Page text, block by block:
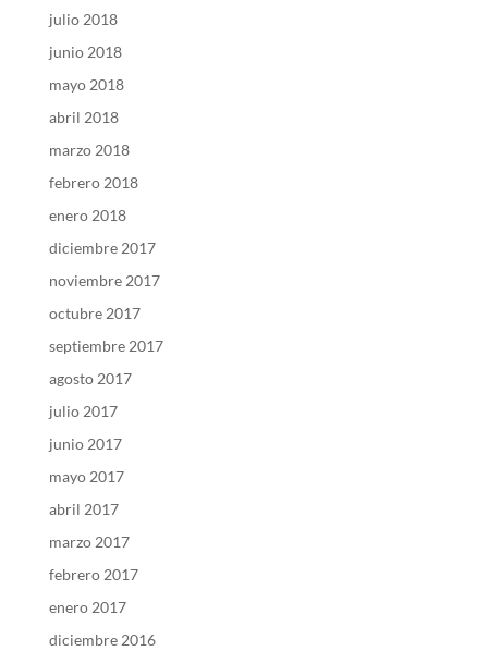
julio 2018
junio 2018
mayo 2018
abril 2018
marzo 2018
febrero 2018
enero 2018
diciembre 2017
noviembre 2017
octubre 2017
septiembre 2017
agosto 2017
julio 2017
junio 2017
mayo 2017
abril 2017
marzo 2017
febrero 2017
enero 2017
diciembre 2016